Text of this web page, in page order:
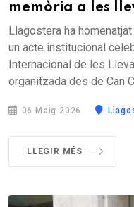
memòria a les
Llagostera ha
un acte institucional
Internacional de les
organitzada des de Can
06 Maig 2026
LLEGIR MÉS